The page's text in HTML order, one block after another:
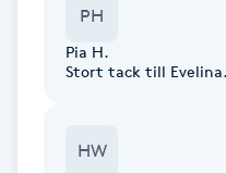
Mixfransar
Nagelförlängning akryl
PH
Pia H.
Stort tack till
HW